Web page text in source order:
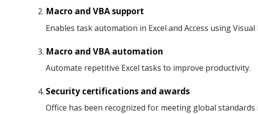
Macro and VBA support
Enables task automation in Excel and Access using
Macro and VBA automation
Automate repetitive Excel tasks to improve productivity.
Security certifications and awards
Office has been recognized for meeting global